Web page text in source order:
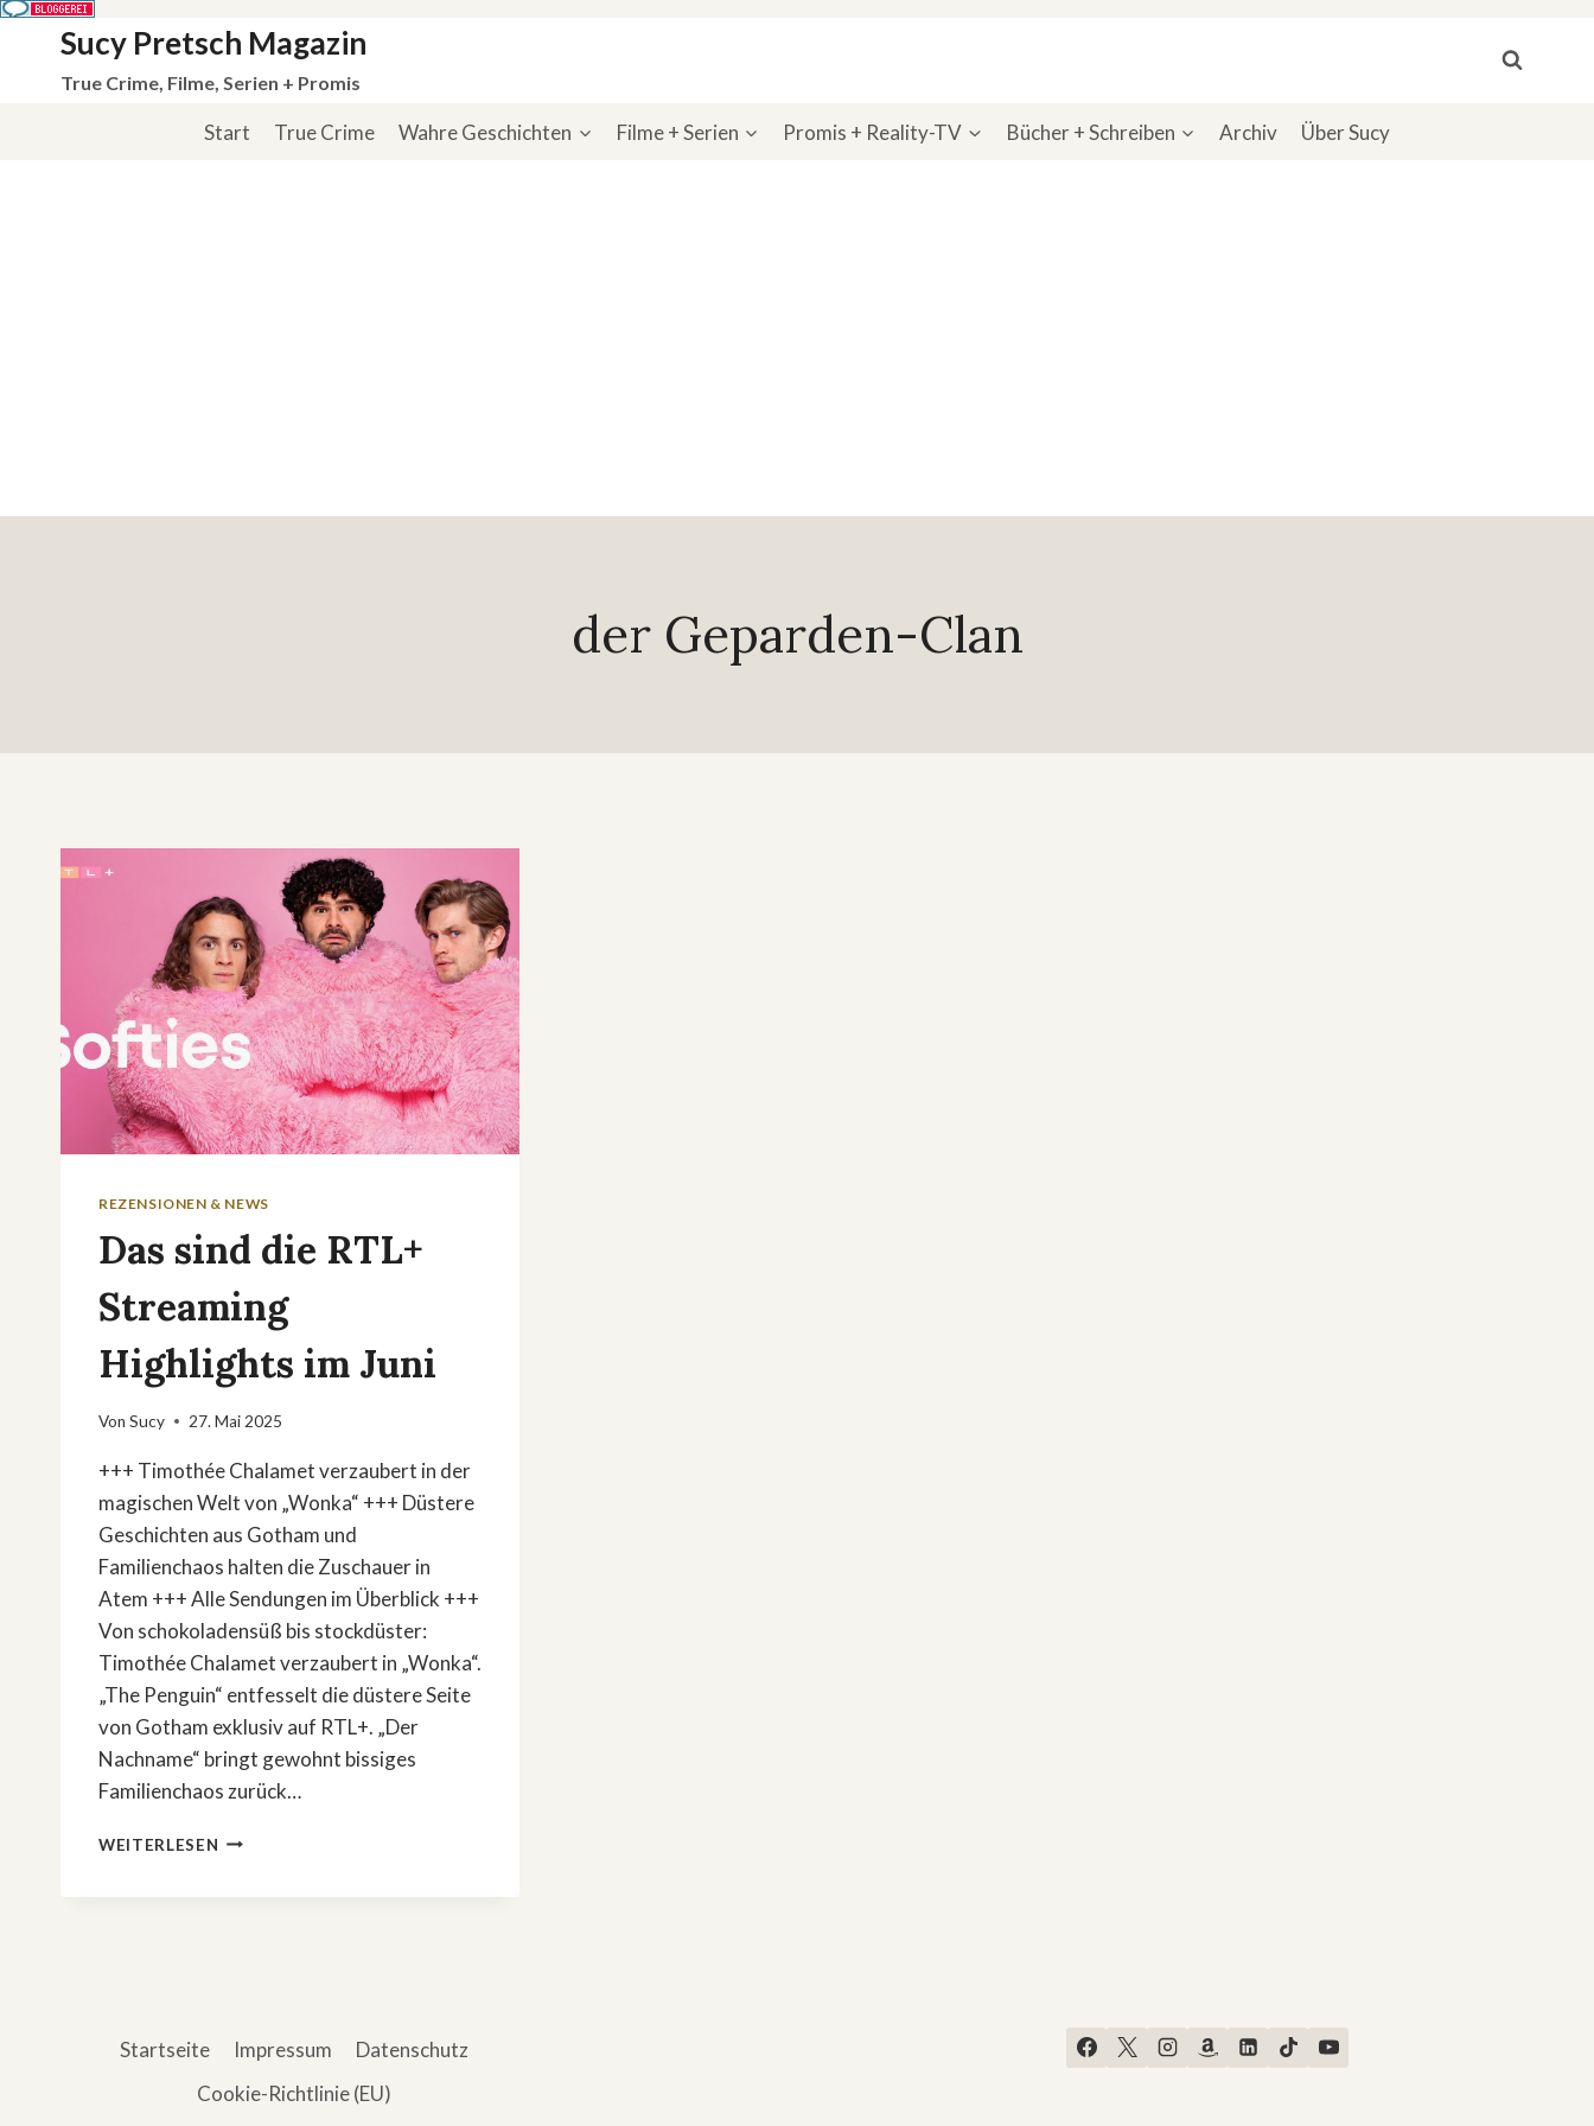
springen
Sucy Pretsch Magazin
True Crime, Filme, Serien + Promis
Start True Crime Wahre Geschichten Filme + Serien Promis + Reality-TV Bücher + Schreiben Archiv Über Sucy
der Geparden-Clan
REZENSIONEN & NEWS
Das sind die RTL+
Streaming
Highlights im Juni
Von Sucy 27. Mai 2025
+++ Timothée Chalamet verzaubert in der
magischen Welt von „Wonka“ +++ Düstere
Geschichten aus Gotham und
Familienchaos halten die Zuschauer in
Atem +++ Alle Sendungen im Überblick +++
Von schokoladensüß bis stockdüster:
Timothée Chalamet verzaubert in „Wonka“.
„The Penguin“ entfesselt die düstere Seite
von Gotham exklusiv auf RTL+. „Der
Nachname“ bringt gewohnt bissiges
Familienchaos zurück…
WEITERLESEN DAS
Startseite Impressum
Datenschutz
Cookie-Richtlinie (EU)